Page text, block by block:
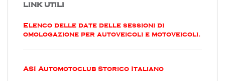
LINK UTILI
Elenco delle date delle sessioni di
omologazione per autoveicoli e motoveicoli.
ASI Automotoclub Storico Italiano